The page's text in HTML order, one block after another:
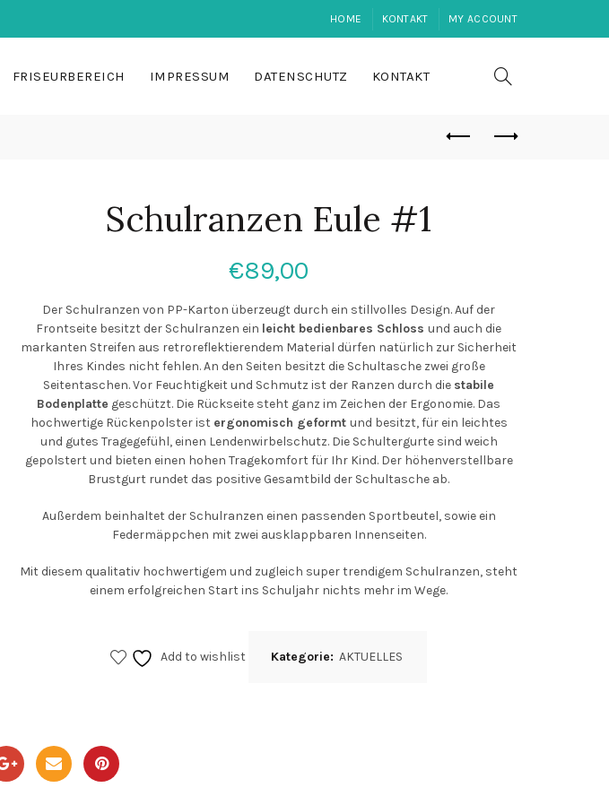
HOME KONTAKT MY ACCOUNT
FRISEURBEREICH IMPRESSUM DATENSCHUTZ KONTAKT
Schulranzen Eule #1
€89,00
Der Schulranzen von PP-Karton überzeugt durch ein stillvolles Design. Auf der
Frontseite besitzt der Schulranzen ein leicht bedienbares Schloss und auch die
markanten Streifen aus retroreflektierendem Material dürfen natürlich zur Sicherheit
Ihres Kindes nicht fehlen. An den Seiten besitzt die Schultasche zwei große
Seitentaschen. Vor Feuchtigkeit und Schmutz ist der Ranzen durch die stabile
Bodenplatte geschützt. Die Rückseite steht ganz im Zeichen der Ergonomie. Das
hochwertige Rückenpolster ist ergonomisch geformt und besitzt, für ein leichtes
und gutes Tragegefühl, einen Lendenwirbelschutz. Die Schultergurte sind weich
gepolstert und bieten einen hohen Tragekomfort für Ihr Kind. Der höhenverstellbare
Brustgurt rundet das positive Gesamtbild der Schultasche ab.
Außerdem beinhaltet der Schulranzen einen passenden Sportbeutel, sowie ein
Federmäppchen mit zwei ausklappbaren Innenseiten.
Mit diesem qualitativ hochwertigem und zugleich super trendigem Schulranzen, steht
einem erfolgreichen Start ins Schuljahr nichts mehr im Wege.
Add to wishlist Kategorie: AKTUELLES